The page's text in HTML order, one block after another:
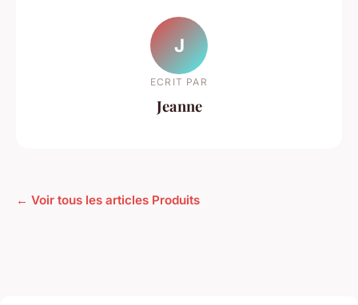
J
ECRIT PAR
Jeanne
← Voir tous les articles Produits